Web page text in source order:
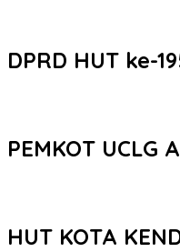
DPRD HUT ke-
PEMKOT UCLG
HUT KOTA